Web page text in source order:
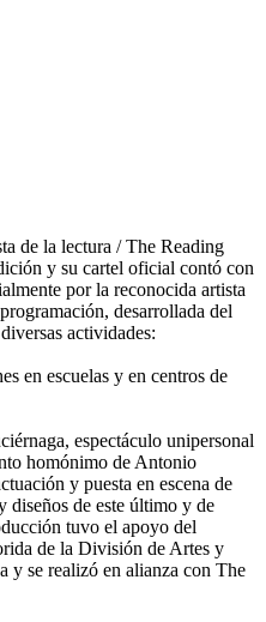
de la lectura / The Reading
y su cartel oficial contó con
por la reconocida artista
desarrollada del
actividades:
en escuelas y en centros de
espectáculo unipersonal
homónimo de Antonio
y puesta en escena de
diseños de este último y de
tuvo el apoyo del
de la División de Artes y
y se realizó en alianza con The